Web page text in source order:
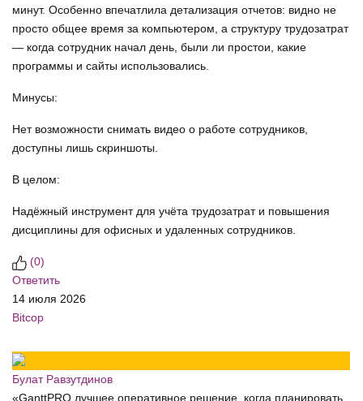
минут. Особенно впечатлила детализация отчетов: видно не
просто общее время за компьютером, а структуру трудозатрат
— когда сотрудник начал день, были ли простои, какие
программы и сайты использовались.
Минусы:
Нет возможности снимать видео о работе сотрудников,
доступны лишь скриншоты.
В целом:
Надёжный инструмент для учёта трудозатрат и повышения
дисциплины для офисных и удаленных сотрудников.
(0)
Ответить
14 июля 2026
Bitcop
Булат Равзутдинов
«GanttPRO лучшее оперативное решение, когда планировать